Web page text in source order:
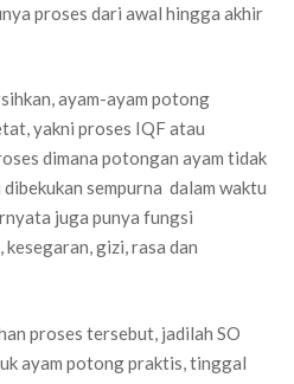
proses dari awal hingga akhir
ayam-ayam potong
yakni proses IQF atau
dimana potongan ayam tidak
sempurna dalam waktu
juga punya fungsi
gizi, rasa dan
proses tersebut, jadilah SO
ayam potong praktis, tinggal